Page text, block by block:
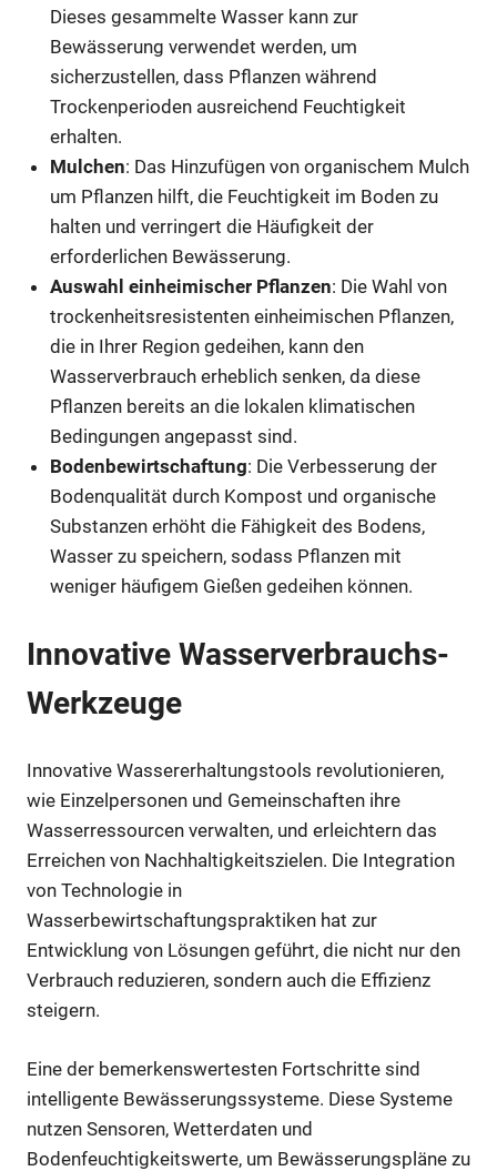
Dieses gesammelte Wasser kann zur
Bewässerung verwendet werden, um
sicherzustellen, dass Pflanzen während
Trockenperioden ausreichend Feuchtigkeit
erhalten.
Mulchen: Das Hinzufügen von organischem Mulch
um Pflanzen hilft, die Feuchtigkeit im Boden zu
halten und verringert die Häufigkeit der
erforderlichen Bewässerung.
Auswahl einheimischer Pflanzen: Die Wahl von
trockenheitsresistenten einheimischen Pflanzen,
die in Ihrer Region gedeihen, kann den
Wasserverbrauch erheblich senken, da diese
Pflanzen bereits an die lokalen klimatischen
Bedingungen angepasst sind.
Bodenbewirtschaftung: Die Verbesserung der
Bodenqualität durch Kompost und organische
Substanzen erhöht die Fähigkeit des Bodens,
Wasser zu speichern, sodass Pflanzen mit
weniger häufigem Gießen gedeihen können.
Innovative Wasserverbrauchs-
Werkzeuge
Innovative Wassererhaltungstools revolutionieren,
wie Einzelpersonen und Gemeinschaften ihre
Wasserressourcen verwalten, und erleichtern das
Erreichen von Nachhaltigkeitszielen. Die Integration
von Technologie in
Wasserbewirtschaftungspraktiken hat zur
Entwicklung von Lösungen geführt, die nicht nur den
Verbrauch reduzieren, sondern auch die Effizienz
steigern.
Eine der bemerkenswertesten Fortschritte sind
intelligente Bewässerungssysteme. Diese Systeme
nutzen Sensoren, Wetterdaten und
Bodenfeuchtigkeitswerte, um Bewässerungspläne zu